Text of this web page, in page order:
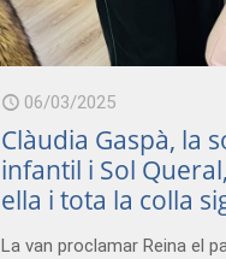
06/03/2025
Clàudia Gaspà, la
infantil i Sol
ella i tota la colla
La van proclamar Reina el